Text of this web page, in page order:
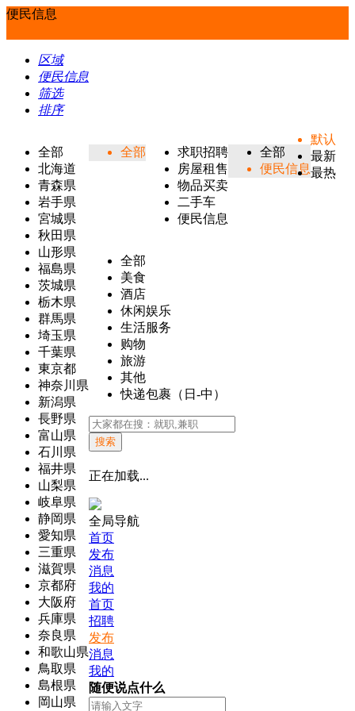
便民信息
区域
便民信息
筛选
排序
全部
北海道
青森県
岩手県
宮城県
秋田県
山形県
福島県
茨城県
栃木県
群馬県
埼玉県
千葉県
東京都
神奈川県
新潟県
長野県
富山県
石川県
福井県
山梨県
岐阜県
静岡県
愛知県
三重県
滋賀県
京都府
大阪府
兵庫県
奈良県
和歌山県
鳥取県
島根県
岡山県
全部
求职招聘
房屋租售
物品买卖
二手车
便民信息
全部
便民信息
全部
美食
酒店
休闲娱乐
生活服务
购物
旅游
其他
快递包裹（日-中）
默认
最新
最热
搜索
正在加载...
全局导航
首页
发布
消息
我的
首页
招聘
发布
消息
我的
随便说点什么